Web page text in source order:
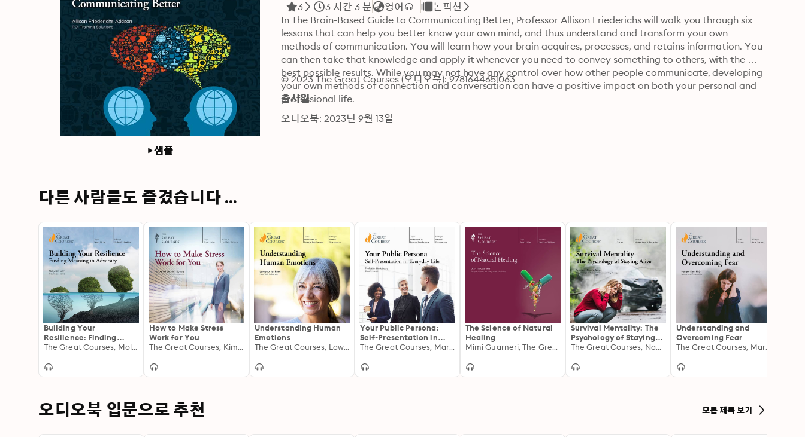
샘플
3 3 시간 3 분 영어
논픽션
In The Brain-Based Guide to Communicating Better, Professor Allison Friederichs will walk you through six
lessons that can help you better know your own mind, and thus understand and transform your own
methods of communication. You will learn how your brain acquires, processes, and retains information. You
can then take that knowledge and apply it whenever you need to convey something to others, with the
best possible results. While you may not have any control over how other people communicate, developing
your own methods of connection and conversation can have a positive impact on both your personal and
professional life.
© 2023 The Great Courses (오디오북): 9781644651063
출시일
오디오북: 2023년 9월 13일
다른 사람들도 즐겼습니다 ...
Building Your
Resilience: Finding
Meaning in Adversity
The Great Courses, Molly Birkholm
How to Make Stress
Work for You
The Great Courses, Kimberlee Bethany Bonura
Understanding Human
Emotions
The Great Courses, Lawrence Ian Reed
Your Public Persona:
Self-Presentation in
Everyday Life
The Great Courses, Mark Leary
The Science of Natural
Healing
Mimi Guarneri, The Great Courses
Survival Mentality: The
Psychology of Staying
Alive
The Great Courses, Nancy Zarse
Understanding and
Overcoming Fear
The Great Courses, Margee Kerr
오디오북 입문으로 추천 모든 제목 보기